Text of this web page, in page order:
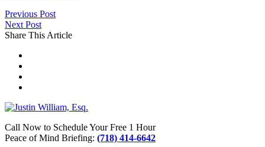
Previous Post
Next Post
Share This Article
Call Now to Schedule Your Free 1 Hour
Peace of Mind Briefing: (718) 414-6642